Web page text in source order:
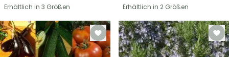
Erhältlich in 3 Größen
Erhältlich in 2 Größen